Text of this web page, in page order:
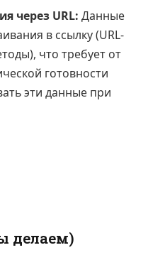
через URL: Данные
в ссылку (URL-
что требует от
готовности
эти данные при
делаем)